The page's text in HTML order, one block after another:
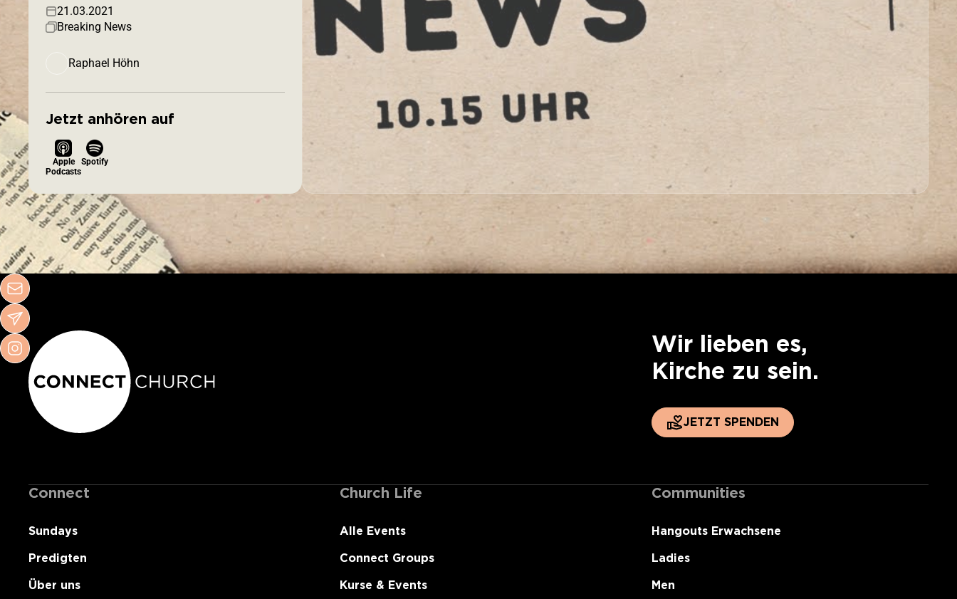
21.03.2021
Breaking News
Raphael Höhn
Jetzt anhören auf
Apple
Podcasts
Spotify
Wir lieben es,
Kirche zu sein.
JETZT SPENDEN
Connect
Sundays
Predigten
Über uns
Church Life
Alle Events
Connect Groups
Kurse & Events
Communities
Hangouts Erwachsene
Ladies
Men